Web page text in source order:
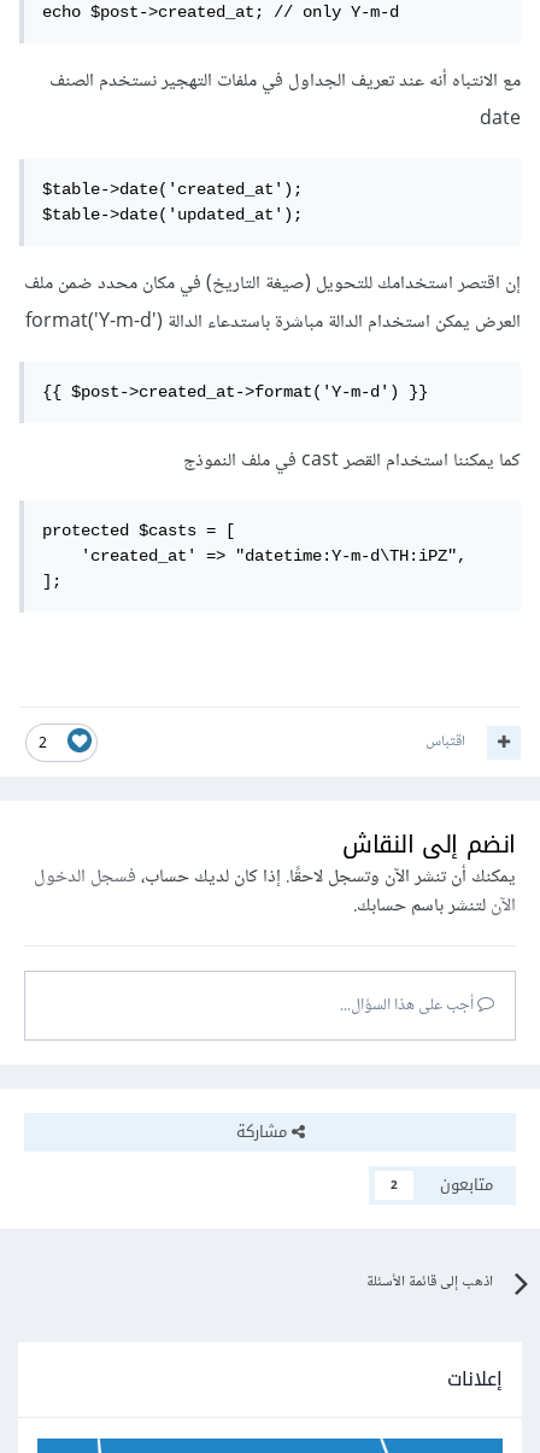
echo $post->created_at; // only Y-m-d
مع الانتباه أنه عند تعريف الجداول في ملفات التهجير نستخدم الصنف
date
$table->date('created_at');
$table->date('updated_at');
إن اقتصر استخدامك للتحويل (صيغة التاريخ) في مكان محدد ضمن ملف
العرض يمكن استخدام الدالة مباشرة باستدعاء الدالة format('Y-m-d')
{{ $post->created_at->format('Y-m-d') }}
كما يمكننا استخدام القصر cast في ملف النموذج
protected $casts = [
    'created_at' => "datetime:Y-m-d\TH:iPZ",
];
2 اقتباس
انضم إلى النقاش
يمكنك أن تنشر الآن وتسجل لاحقًا. إذا كان لديك حساب،فسجل الدخول
الآنلتنشر باسم حسابك.
أجب على هذا السؤال...
مشاركة
متابعون
2
اذهب إلى قائمة الأسئلة
إعلانات